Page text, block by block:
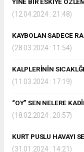
(12.04.2024 : 21:48)
KAYBOLAN SADECE
(28.03.2024 : 11:54)
KALPLERİNİN
(11.03.2024 : 17:19)
“OY” SEN NELERE
(18.02.2024 : 20:57)
KURT PUSLU HAVAYI
(31.01.2024 : 14:21)